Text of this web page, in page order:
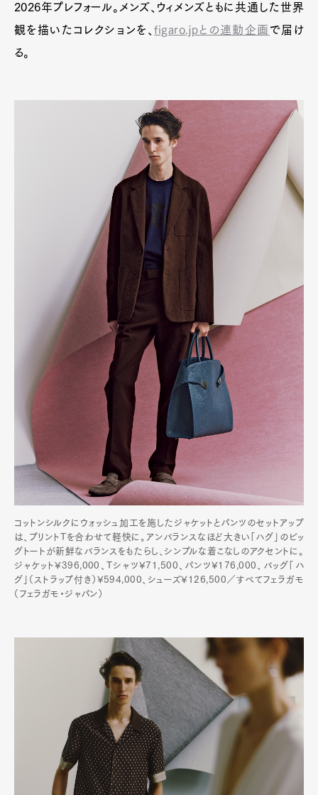
Pen Membership
Magazine
Official Columnist
About
Pen Meet
Pen international
2026年プレフォール。メンズ、ウィメンズともに共通した世界
観を描いたコレクションを、figaro.jpとの連動企画 で届け
る。
コットンシルクにウォッシュ加工を施したジャケットとパンツのセットアップ
は、プリントTを合わせて軽快に。アンバランスなほど大きい「ハグ」のビッ
グトートが新鮮なバランスをもたらし、シンプルな着こなしのアクセントに。
ジャケット¥396,000、Tシャツ¥71,500、パンツ¥176,000、バッグ「ハ
グ」（ストラップ付き）¥594,000、シューズ¥126,500／すべてフェラガモ
（フェラガモ・ジャパン）